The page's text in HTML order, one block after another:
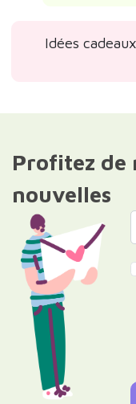
Idées
Profitez de
nouvelles